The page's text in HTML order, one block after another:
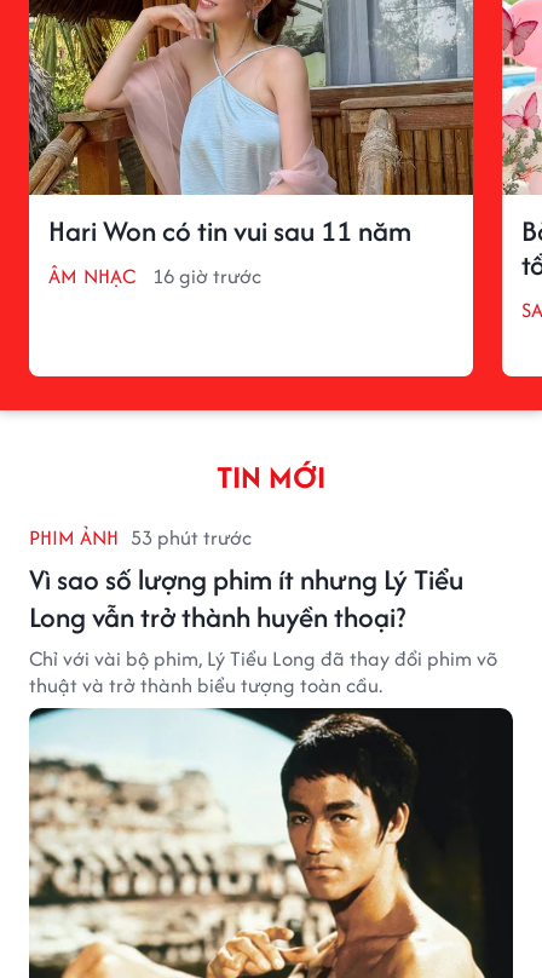
Hari Won có tin vui sau 11 năm
ÂM NHẠC 16 giờ trước
TIN MỚI
PHIM ẢNH 53 phút trước
Vì sao số lượng phim ít nhưng Lý Tiểu
Long vẫn trở thành huyền thoại?
Chỉ với vài bộ phim, Lý Tiểu Long đã thay đổi phim võ
thuật và trở thành biểu tượng toàn cầu.